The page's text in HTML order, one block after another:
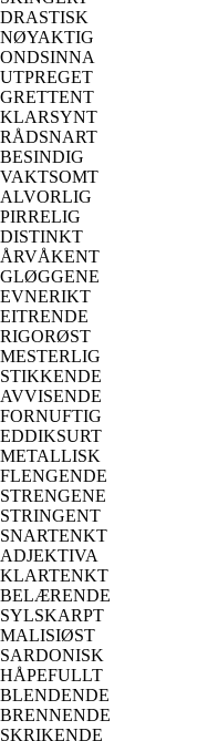
DRASTISK
NØYAKTIG
ONDSINNA
UTPREGET
GRETTENT
KLARSYNT
RÅDSNART
BESINDIG
VAKTSOMT
ALVORLIG
PIRRELIG
DISTINKT
ÅRVÅKENT
GLØGGENE
EVNERIKT
EITRENDE
RIGORØST
MESTERLIG
STIKKENDE
AVVISENDE
FORNUFTIG
EDDIKSURT
METALLISK
FLENGENDE
STRENGENE
STRINGENT
SNARTENKT
ADJEKTIVA
KLARTENKT
BELÆRENDE
SYLSKARPT
MALISIØST
SARDONISK
HÅPEFULLT
BLENDENDE
BRENNENDE
SKRIKENDE